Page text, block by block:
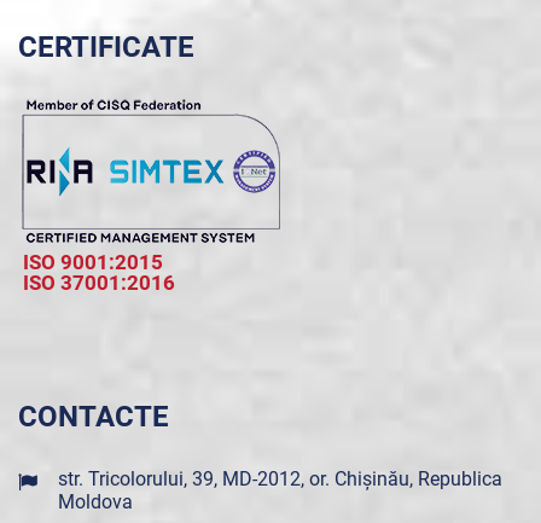
CERTIFICATE
ISO 9001:2015
ISO 37001:2016
CONTACTE
str. Tricolorului, 39, MD-2012, or. Chișinău, Republica
Moldova